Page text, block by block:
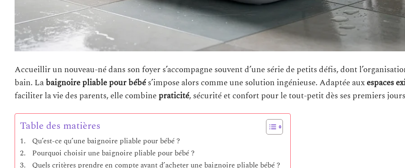
Accueillir un nouveau-né dans son foyer s’accompagne souvent d’une série de petits défis, dont
bain. Labaignoire pliable pour bébés’impose alors comme une solution ingénieuse. Adaptée auxespaces
faciliter la vie des parents, elle combinepraticité, sécurité et confort pour le tout-petit dès ses premiers
Table des matières
Qu’est-ce qu’une baignoire pliable pour bébé ?
Pourquoi choisir une baignoire pliable pour bébé ?
Quels critères prendre en compte avant d’acheter une baignoire pliable bébé ?